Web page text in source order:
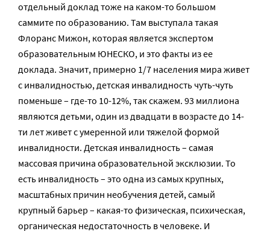
отдельный доклад тоже на каком-то большом
саммите по образованию. Там выступала такая
Флоранс Мижон, которая является экспертом
образовательным ЮНЕСКО, и это факты из ее
доклада. Значит, примерно 1/7 населения мира живет
с инвалидностью, детская инвалидность чуть-чуть
поменьше – где-то 10-12%, так скажем. 93 миллиона
являются детьми, один из двадцати в возрасте до 14-
ти лет живет с умеренной или тяжелой формой
инвалидности. Детская инвалидность – самая
массовая причина образовательной эксклюзии. То
есть инвалидность – это одна из самых крупных,
масштабных причин необучения детей, самый
крупный барьер – какая-то физическая, психическая,
органическая недостаточность в человеке. И